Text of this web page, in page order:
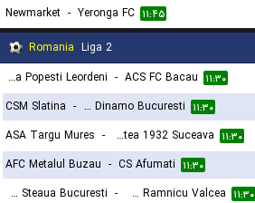
Newmarket - Yeronga FC ۱۱:۴۵
Romania Liga 2
Acs Gloria Popesti Leordeni
- ACS FC Bacau ۱۱:۳۰
CSM Slatina - CS Dinamo Bucuresti ۱۱:۳۰
ASA Targu Mures - ACSM Cetatea 1932 Suceava ۱۱:۳۰
AFC Metalul Buzau - CS Afumati ۱۱:۳۰
CSA Steaua Bucuresti
- SCM Ramnicu Valcea ۱۱:۳۰